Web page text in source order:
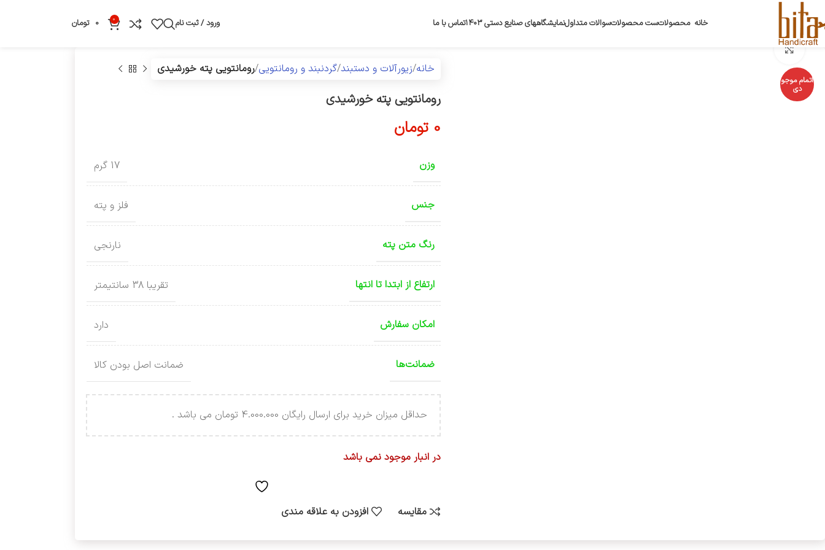
خانه محصولاتست محصولاتسوالات متداولنمایشگاههای صنایع دستی ۱۴۰۳ تماس با ما ورود / ثبت نام 0
0 تومان
اتمام موجو
دی
خانه زیورآلات و دستبند گردنبند و رومانتویی رومانتویی پته خورشیدی
رومانتویی پته خورشیدی
0 تومان
وزن 17 گرم
جنس فلز و پته
رنگ متن پته نارنجی
ارتفاع از ابتدا تا انتها تقریبا 38 سانتیمتر
امکان سفارش دارد
ضمانت‌ها ضمانت اصل بودن کالا
حداقل میزان خرید برای ارسال رایگان 4.000.000 تومان می باشد .
در انبار موجود نمی باشد
مقایسه افزودن به علاقه مندی